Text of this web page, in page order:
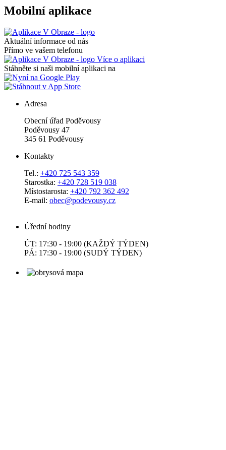
Mobilní aplikace
Aktuální informace od nás
Přímo ve vašem telefonu
Více o aplikaci
Stáhněte si naši mobilní aplikaci na
Adresa
Obecní úřad Poděvousy
Poděvousy 47
345 61 Poděvousy
Kontakty
Tel.: +420 725 543 359
Starostka: +420 728 519 038
Místostarosta: +420 792 362 492
E-mail: obec@podevousy.cz
Úřední hodiny
ÚT: 17:30 - 19:00 (KAŽDÝ TÝDEN)
PÁ: 17:30 - 19:00 (SUDÝ TÝDEN)